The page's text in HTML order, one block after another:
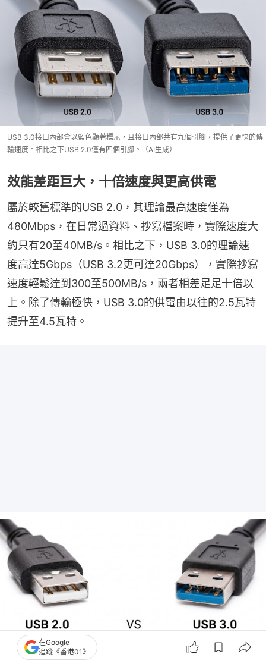
USB 3.0接口內部會以藍色顯著標示，且接口內部共有九個引腳，提供了更快的傳
輸速度。相比之下USB 2.0僅有四個引腳。（AI生成）
效能差距巨大，十倍速度與更高供電
屬於較舊標準的USB 2.0，其理論最高速度僅為
480Mbps，在日常過資料、抄寫檔案時，實際速度大
約只有20至40MB/s。相比之下，USB 3.0的理論速
度高達5Gbps（USB 3.2更可達20Gbps），實際抄寫
速度輕鬆達到300至500MB/s，兩者相差足足十倍以
上。除了傳輸極快，USB 3.0的供電由以往的2.5瓦特
提升至4.5瓦特。
在Google
追蹤《香港01》